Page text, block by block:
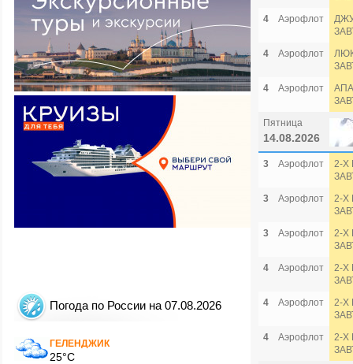
Погода по России на 07.08.2026
ГЕЛЕНДЖИК
25°C
4
Аэрофлот
4
Аэрофлот
4
Аэрофлот
Пятница
14.08.2026
3 Аэрофлот
2-Х
3
Аэрофлот
2-Х
3
Аэрофлот
2-Х
4
Аэрофлот
2-Х
4
Аэрофлот
2-Х
4
Аэрофлот
2-Х